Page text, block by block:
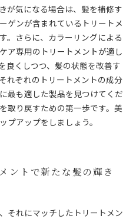
が気になる場合は、髪を補修す
ゲンが含まれているトリートメ
。さらに、カラーリングによる
ア専用のトリートメントが適し
良くしつつ、髪の状態を改善す
れぞれのトリートメントの成分
最も適した製品を見つけてくだ
取り戻すための第一歩です。美
プアップをしましょう。
ントで新たな髪の輝き
それにマッチしたトリートメン